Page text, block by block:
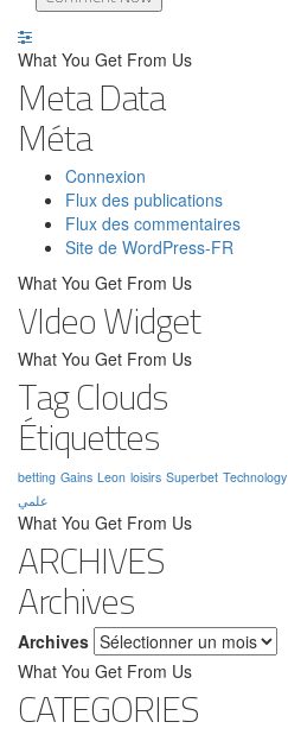
What You Get From Us
Meta Data
Méta
Connexion
Flux des publications
Flux des commentaires
Site de WordPress-FR
What You Get From Us
VIdeo Widget
What You Get From Us
Tag Clouds
Étiquettes
betting Gains Leon loisirs Superbet Technology
علمي
What You Get From Us
ARCHIVES
Archives
Archives
What You Get From Us
CATEGORIES